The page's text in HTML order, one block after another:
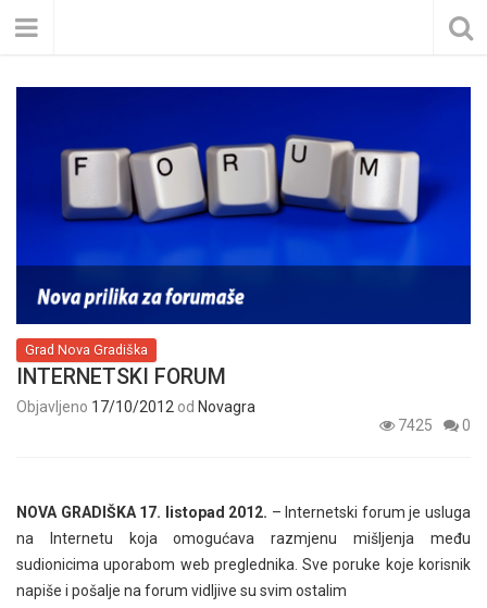
Grad Nova Gradiška
INTERNETSKI FORUM
Objavljeno 17/10/2012 od Novagra
7425
0
NOVA GRADIŠKA 17. listopad 2012. – Internetski forum je usluga
na Internetu koja omogućava razmjenu mišljenja među
sudionicima uporabom web preglednika. Sve poruke koje korisnik
napiše i pošalje na forum vidljive su svim ostalim